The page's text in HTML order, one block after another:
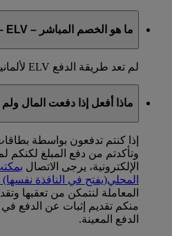
ما هو الخصم المباشر – ELV – ألمانيا؟
لم تعد طريقة الدفع ELV لألمانيا متاحة.
ماذا أفعل إذا دفعت المال
إذا كنتم تدفعون بواسطة
وتأكدتم من دفع المبلغ لكنكم
الإلكترونية، يرجى الاتصال
المحلي(يفتح في النافذة نفسها)
المعاملة لنتمكن من تعقبها
منكم تقديم إثبات عن الدفع
الدفع المعينة.